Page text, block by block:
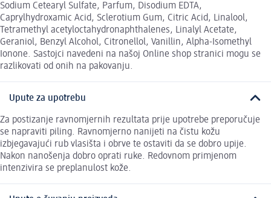
Sodium Cetearyl Sulfate, Parfum, Disodium EDTA,
Caprylhydroxamic Acid, Sclerotium Gum, Citric Acid, Linalool,
Tetramethyl acetyloctahydronaphthalenes, Linalyl Acetate,
Geraniol, Benzyl Alcohol, Citronellol, Vanillin, Alpha-Isomethyl
Ionone. Sastojci navedeni na našoj Online shop stranici mogu se
razlikovati od onih na pakovanju.
Upute za upotrebu
Za postizanje ravnomjernih rezultata prije upotrebe preporučuje
se napraviti piling. Ravnomjerno nanijeti na čistu kožu
izbjegavajući rub vlasišta i obrve te ostaviti da se dobro upije.
Nakon nanošenja dobro oprati ruke. Redovnom primjenom
intenzivira se preplanulost kože.